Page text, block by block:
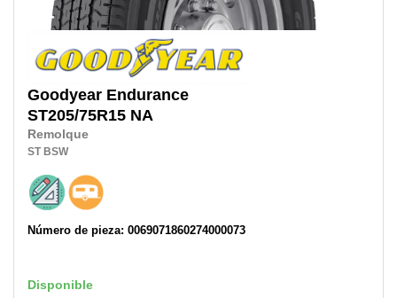
Goodyear Endurance
ST205/75R15 NA
Remolque
ST BSW
Número de pieza: 0069071860274000073
Disponible